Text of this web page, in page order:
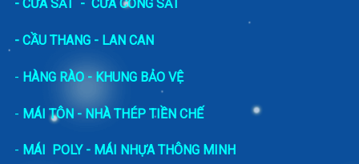
- CỬA SẮT- CỬA CỔNG SẮT
- CẦU THANG - LAN CAN
- HÀNG RÀO - KHUNG BẢO VỆ
- MÁI TÔN - NHÀ THÉP TIỀN CHẾ
- MÁI POLY - MÁI NHỰA THÔNG MINH